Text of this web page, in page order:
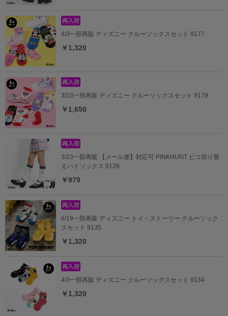
4/3一部再販 ディズニー クルーソックスセット 9177
￥1,320
3/23一部再販 ディズニー クルーソックスセット 9179
￥1,650
3/23一部再販 【メール便】対応可 PINKHUNT ピコ切り替
えハイソックス 9126
￥979
6/19一部再販 ディズニー トイ・ストーリー クルーソック
スセット 9135
￥1,320
4/3一部再販 ディズニー クルーソックスセット 9134
￥1,320